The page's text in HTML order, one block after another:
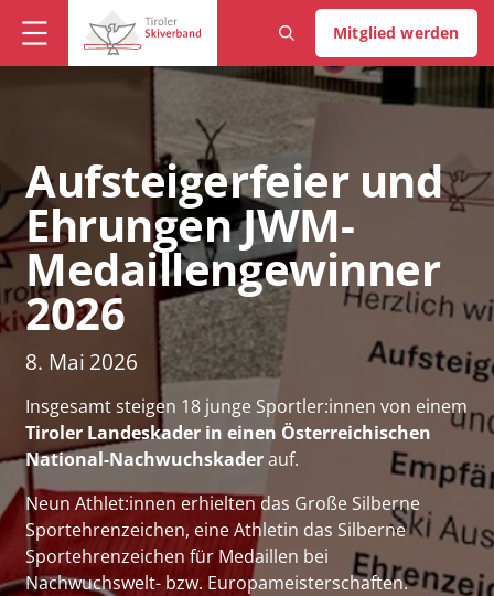
Mitglied werden
Aufsteigerfeier und
Ehrungen JWM-
Medaillengewinner
2026
8. Mai 2026
Insgesamt steigen 18 junge Sportler:innen von einem
Tiroler Landeskader in einen Österreichischen
National-Nachwuchskaderauf.
Neun Athlet:innen erhielten das Große Silberne
Sportehrenzeichen, eine Athletin das Silberne
Sportehrenzeichen für Medaillen bei
Nachwuchswelt- bzw. Europameisterschaften.